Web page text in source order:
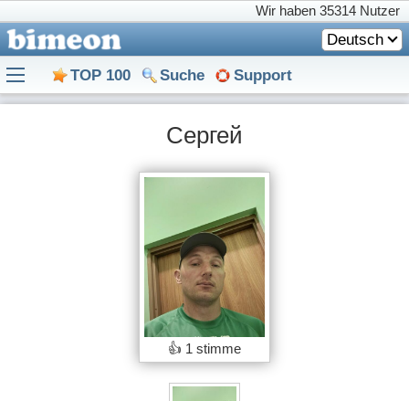
Wir haben 35314 Nutzer
Deutsch
TOP 100 Suche Support
Сергей
👍 1 stimme